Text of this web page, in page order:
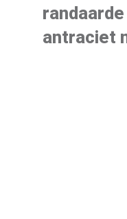
antraciet